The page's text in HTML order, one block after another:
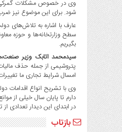
وی در خصوص مشکلات گمرکی
شود. برای این موضوع نیز
عارف با اشاره به تلاش‌های
سطح وزارتخانه‌ها و حوزه
بگیریم.
سیدمحمد اتابک وزیر
امسال شرایط تجاری ما
وی با تشریح انواع اقدامات
دارم تا پایان سال خیلی از
در ابتدای این دیدار تعدادی
بازتاب